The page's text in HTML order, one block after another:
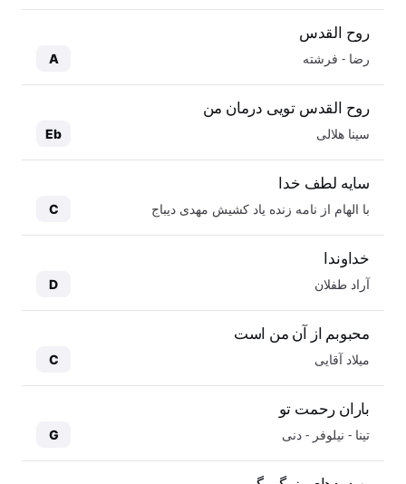
روح القدس
رضا - فرشته A
روح القدس تویی درمان من
سینا هلالی Eb
سایه لطف خدا
با الهام از نامه زنده یاد کشیش مهدی دیباج C
خداوندا
آراد طفلان D
محبوبم از آن من است
میلاد آقایی C
باران رحمت تو
تینا - نیلوفر - دنی G